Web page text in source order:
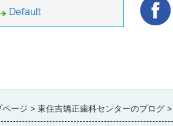
Default
ページ 東住吉矯正歯科センターのブログ